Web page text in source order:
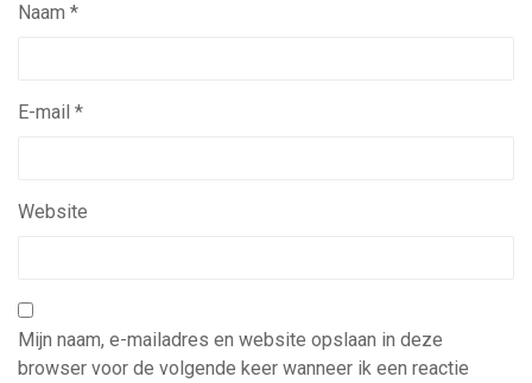
Naam *
E-mail *
Website
Mijn naam, e-mailadres en website opslaan in deze
browser voor de volgende keer wanneer ik een reactie